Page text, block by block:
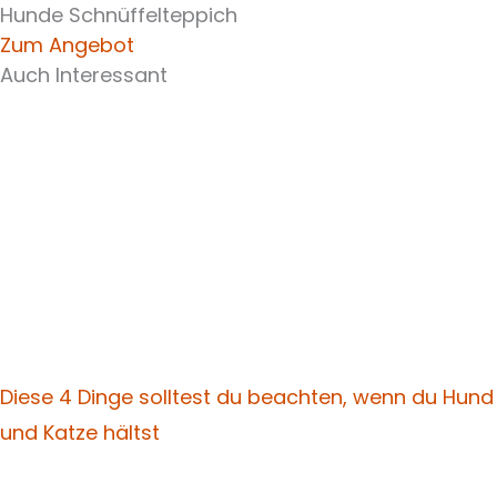
Hunde Schnüffelteppich
Zum Angebot
Auch Interessant
Diese 4 Dinge solltest du beachten, wenn du Hund
und Katze hältst